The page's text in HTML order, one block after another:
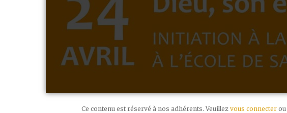
Ce contenu est réservé à nos adhérents. Veuillez vous connecter ou